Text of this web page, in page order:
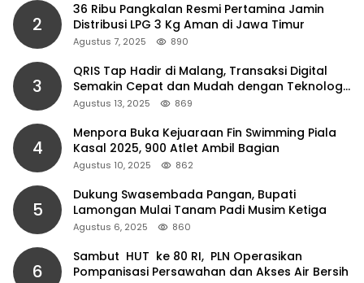
2
36 Ribu Pangkalan Resmi Pertamina Jamin
Distribusi LPG 3 Kg Aman di Jawa Timur
Agustus 7, 2025 890
3
QRIS Tap Hadir di Malang, Transaksi Digital
Semakin Cepat dan Mudah dengan Teknologi
NFC
Agustus 13, 2025 869
4
Menpora Buka Kejuaraan Fin Swimming Piala
Kasal 2025, 900 Atlet Ambil Bagian
Agustus 10, 2025 862
5
Dukung Swasembada Pangan, Bupati
Lamongan Mulai Tanam Padi Musim Ketiga
Agustus 6, 2025 860
6
Sambut HUT ke 80 RI, PLN Operasikan
Pompanisasi Persawahan dan Akses Air Bersih